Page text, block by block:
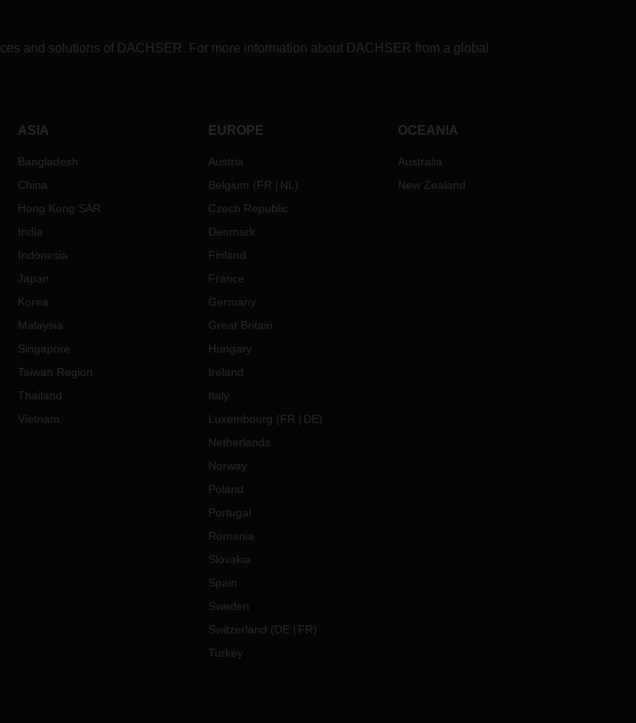
and solutions of DACHSER. For more information about DACHSER from a global
ASIA
Bangladesh
China
Hong Kong SAR
India
Indonesia
Japan
Korea
Malaysia
Singapore
Taiwan Region
Thailand
Vietnam
EUROPE
Austria
Belgium (FR NL )
Czech Republic
Denmark
Finland
France
Germany
Great Britain
Hungary
Ireland
Italy
Luxembourg (FR DE)
Netherlands
Norway
Poland
Portugal
Romania
Slovakia
Spain
Sweden
Switzerland (DE FR)
Turkey
OCEANIA
Australia
New Zealand